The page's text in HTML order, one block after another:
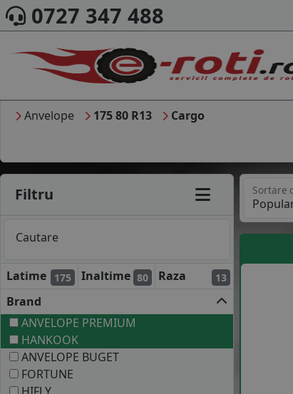
0727 347 488
Anvelope 175 80 R13 Cargo
Filtru
Cautare
Latime 175 Inaltime 80 Raza 13
Brand
ANVELOPE PREMIUM
HANKOOK
ANVELOPE BUGET
FORTUNE
Sortare